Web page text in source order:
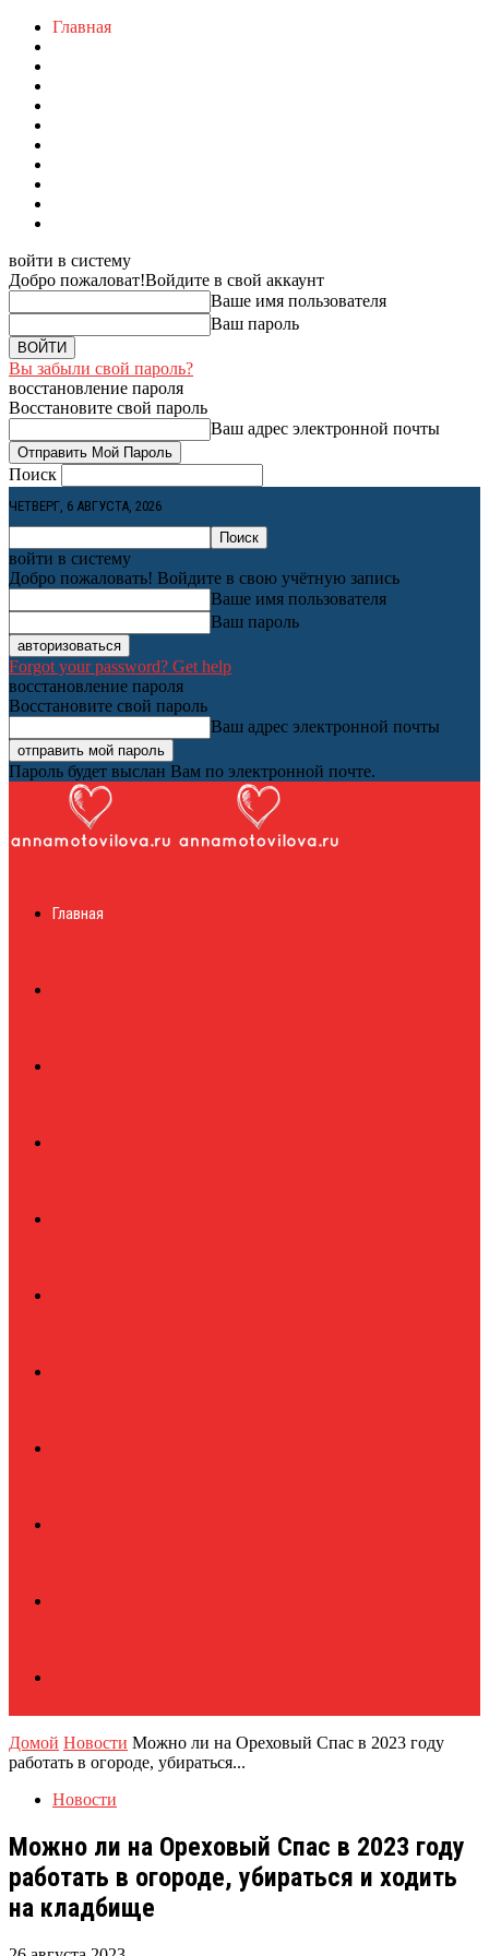
Главная
войти в систему
Добро пожаловат!Войдите в свой аккаунт
Ваше имя пользователя
Ваш пароль
Вы забыли свой пароль?
восстановление пароля
Восстановите свой пароль
Ваш адрес электронной почты
Поиск
ЧЕТВЕРГ, 6 АВГУСТА, 2026
войти в систему
Добро пожаловать! Войдите в свою учётную запись
Ваше имя пользователя
Ваш пароль
Forgot your password? Get help
восстановление пароля
Восстановите свой пароль
Ваш адрес электронной почты
Пароль будет выслан Вам по электронной почте.
журналГлавная
Домой Новости Можно ли на Ореховый Спас в 2023 году
работать в огороде, убираться...
Новости
Можно ли на Ореховый Спас в 2023 году
работать в огороде, убираться и ходить
на кладбище